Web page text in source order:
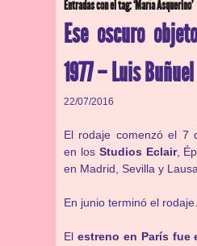
Entradas con el tag: ‘María Asquerino’
Ese oscuro
1977 – Luis Buñuel
22/07/2016
El rodaje comenzó el 7
en los Studios Eclair,
en Madrid, Sevilla y
En junio terminó el rodaje.
El estreno en París fue